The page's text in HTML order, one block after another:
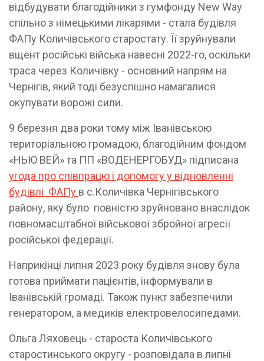
відбудувати благодійники з гумфонду New Way
спільно з німецькими лікарями - стала будівля
ФАПу Количівського старостату. Її зруйнували
вщент російські війська навесні 2022-го, оскільки
траса через Количівку - основний напрям на
Чернігів, який тоді безуспішно намагалися
окупувати ворожі сили.
9 березня два роки тому між Іванівською
територіальною громадою, благодійним фондом
«НЬЮ ВЕЙ» та ПП «ВОДЕНЕРГОБУД» підписана
угода про співпрацю і допомогу у відновленні
будівлі ФАПу в с.Количівка Чернігівського
району, яку було повністю зруйновано внаслідок
повномаcштабної військової збройної агресії
російської федерації.
Наприкінці липня 2023 року будівля знову була
готова приймати пацієнтів, інформували в
Іванівській громаді. Також пункт забезпечили
генератором, а медиків електровелосипедами.
Ольга Ляховець - староста Количівського
старостинського округу - розповідала в липні